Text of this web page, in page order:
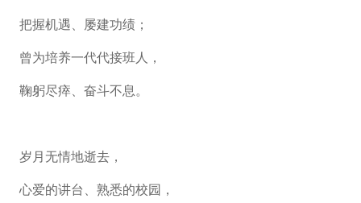
把握机遇、屡建功绩；
曾为培养一代代接班人，
鞠躬尽瘁、奋斗不息。
岁月无情地逝去，
心爱的讲台、熟悉的校园，